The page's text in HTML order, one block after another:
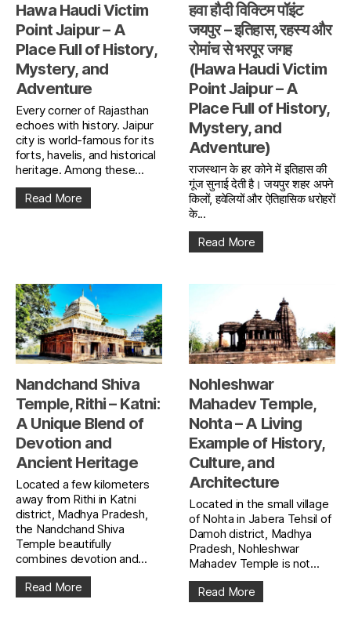
Hawa Haudi Victim
Point Jaipur – A
Place Full of History,
Mystery, and
Adventure
Every corner of Rajasthan
echoes with history. Jaipur
city is world-famous for its
forts, havelis, and historical
heritage. Among these...
Read More
हवा हौदी विक्टिम पॉइंट
जयपुर – इतिहास, रहस्य और
रोमांच से भरपूर जगह
(Hawa Haudi Victim
Point Jaipur – A
Place Full of History,
Mystery, and
Adventure)
राजस्थान के हर कोने में इतिहास की
गूंज सुनाई देती है। जयपुर शहर अपने
किलों, हवेलियों और ऐतिहासिक धरोहरों
के...
Read More
Nandchand Shiva
Temple, Rithi – Katni:
A Unique Blend of
Devotion and
Ancient Heritage
Located a few kilometers
away from Rithi in Katni
district, Madhya Pradesh,
the Nandchand Shiva
Temple beautifully
combines devotion and...
Read More
Nohleshwar
Mahadev Temple,
Nohta – A Living
Example of History,
Culture, and
Architecture
Located in the small village
of Nohta in Jabera Tehsil of
Damoh district, Madhya
Pradesh, Nohleshwar
Mahadev Temple is not...
Read More